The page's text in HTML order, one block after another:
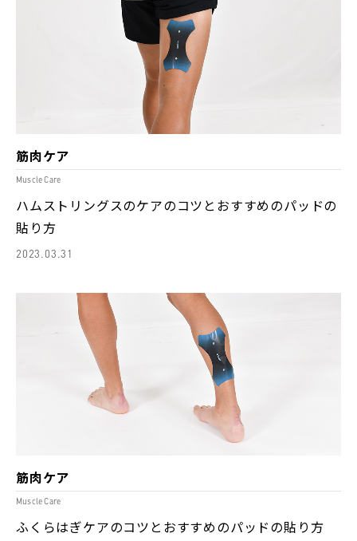
筋肉ケア
Muscle Care
ハムストリングスのケアのコツとおすすめのパッドの
貼り方
2023.03.31
筋肉ケア
Muscle Care
ふくらはぎケアのコツとおすすめのパッドの貼り方